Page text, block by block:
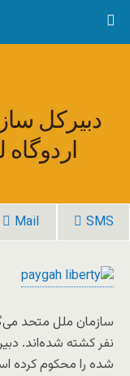
دبیرکل
Mail SMS
نفر کشته شده‌اند.
شده را محکوم کرده